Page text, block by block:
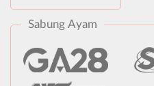
Sabung Ayam